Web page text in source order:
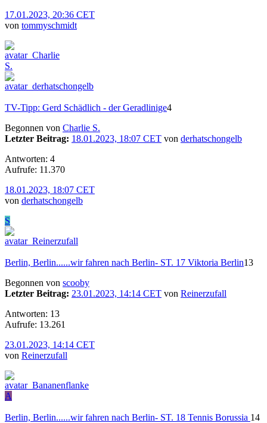
17.01.2023, 20:36 CET
von tommyschmidt
TV-Tipp: Gerd Schädlich - der Geradlinige4
Begonnen von Charlie S.
Letzter Beitrag: 18.01.2023, 18:07 CET von derhatschongelb
Antworten: 4
Aufrufe: 11.370
18.01.2023, 18:07 CET
von derhatschongelb
S
Berlin, Berlin......wir fahren nach Berlin- ST. 17 Viktoria Berlin13
Begonnen von scooby
Letzter Beitrag: 23.01.2023, 14:14 CET von Reinerzufall
Antworten: 13
Aufrufe: 13.261
23.01.2023, 14:14 CET
von Reinerzufall
A
Berlin, Berlin......wir fahren nach Berlin- ST. 18 Tennis Borussia 14